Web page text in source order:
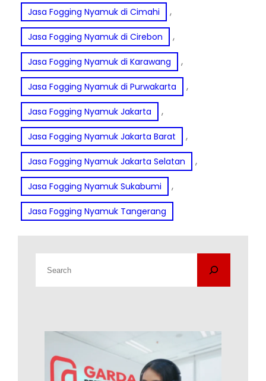
Jasa Fogging Nyamuk di Cimahi ,
Jasa Fogging Nyamuk di Cirebon ,
Jasa Fogging Nyamuk di Karawang ,
Jasa Fogging Nyamuk di Purwakarta ,
Jasa Fogging Nyamuk Jakarta ,
Jasa Fogging Nyamuk Jakarta Barat ,
Jasa Fogging Nyamuk Jakarta Selatan ,
Jasa Fogging Nyamuk Sukabumi ,
Jasa Fogging Nyamuk Tangerang